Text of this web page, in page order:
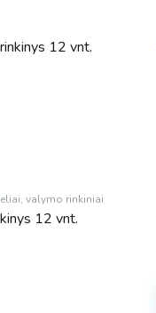
valymo rinkiniai
12 vnt.